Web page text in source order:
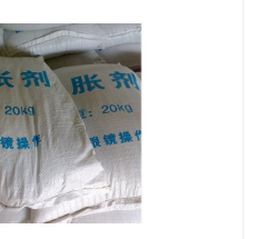
水泥路面修补材料
沥青冷补料
速凝剂
金刚砂